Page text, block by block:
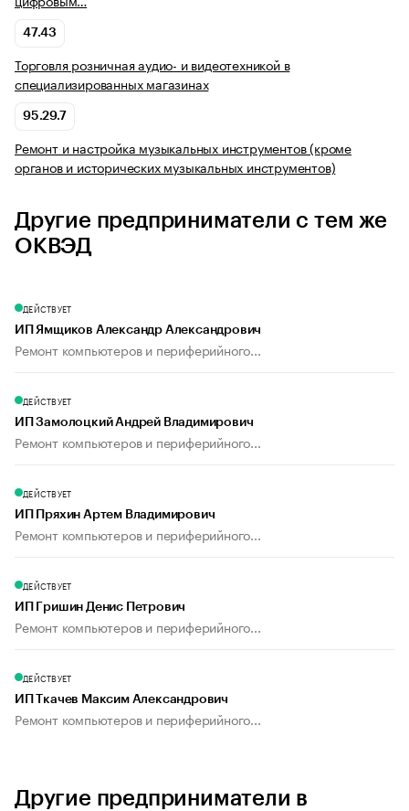
47.43
Торговля розничная аудио- и видеотехникой в
специализированных магазинах
95.29.7
Ремонт и настройка музыкальных инструментов (кроме
органов и исторических музыкальных инструментов)
Другие предприниматели с тем же
ОКВЭД
ДЕЙСТВУЕТ
ИП Ямщиков Александр Александрович
Ремонт компьютеров и периферийного...
ДЕЙСТВУЕТ
ИП Замолоцкий Андрей Владимирович
Ремонт компьютеров и периферийного...
ДЕЙСТВУЕТ
ИП Пряхин Артем Владимирович
Ремонт компьютеров и периферийного...
ДЕЙСТВУЕТ
ИП Гришин Денис Петрович
Ремонт компьютеров и периферийного...
ДЕЙСТВУЕТ
ИП Ткачев Максим Александрович
Ремонт компьютеров и периферийного...
Другие предприниматели в